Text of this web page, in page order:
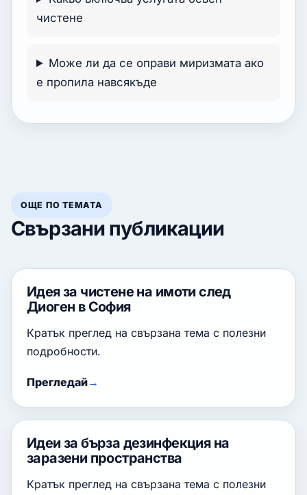
чистене
Може ли да се оправи миризмата ако
е пропила навсякъде
ОЩЕ ПО ТЕМАТА
Свързани публикации
Идея за чистене на имоти след
Диоген в София
Кратък преглед на свързана тема с полезни
подробности.
Прегледай
Идеи за бърза дезинфекция на
заразени пространства
Кратък преглед на свързана тема с полезни